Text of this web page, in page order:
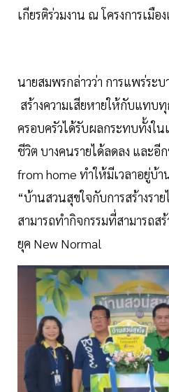
เกียรติร่วมงาน ณ โครงการเมื
นายสมพรกล่าวว่า การแพร่ระบ
สร้างความเสียหายให้กับแทบ
ครอบครัวได้รับผลกระทบทั้งใน
ชีวิต บางคนรายได้ลดลง และอี
from home ทำให้มีเวลาอยู่บ้
“บ้านสวนสุขใจกับการสร้างรา
สามารถทำกิจกรรมที่สามารถส
ยุค New Normal